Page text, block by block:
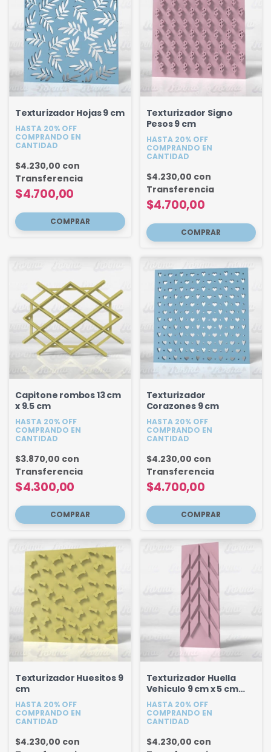
Texturizador Hojas 9 cm
HASTA 20% OFF
COMPRANDO EN
CANTIDAD
$4.700,00
$4.230,00 con
Transferencia
Texturizador Signo
Pesos 9 cm
HASTA 20% OFF
COMPRANDO EN
CANTIDAD
$4.700,00
$4.230,00 con
Transferencia
Capitone rombos 13 cm
x 9.5 cm
HASTA 20% OFF
COMPRANDO EN
CANTIDAD
$4.300,00
$3.870,00 con
Transferencia
Texturizador
Corazones 9 cm
HASTA 20% OFF
COMPRANDO EN
CANTIDAD
$4.700,00
$4.230,00 con
Transferencia
Texturizador Huesitos 9
cm
HASTA 20% OFF
COMPRANDO EN
CANTIDAD
$4.230,00 con
Texturizador Huella
Vehiculo 9 cm x 5 cm
ancho
HASTA 20% OFF
COMPRANDO EN
CANTIDAD
$4.230,00 con